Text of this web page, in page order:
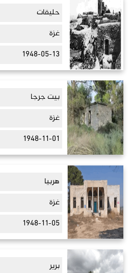
حليقات
غزة
1948-05-13
بيت جرجا
غزة
1948-11-01
هربيا
غزة
1948-11-05
برير